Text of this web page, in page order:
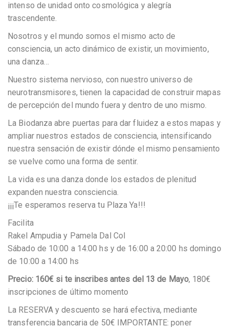
intenso de unidad onto cosmológica y alegría
trascendente.
Nosotros y el mundo somos el mismo acto de
consciencia, un acto dinámico de existir, un movimiento,
una danza…
Nuestro sistema nervioso, con nuestro universo de
neurotransmisores, tienen la capacidad de construir mapas
de percepción del mundo fuera y dentro de uno mismo.
La Biodanza abre puertas para dar fluidez a estos mapas y
ampliar nuestros estados de consciencia, intensificando
nuestra sensación de existir dónde el mismo pensamiento
se vuelve como una forma de sentir.
La vida es una danza donde los estados de plenitud
expanden nuestra consciencia.
¡¡¡Te esperamos reserva tu Plaza Ya!!!
Facilita
Rakel Ampudia y Pamela Dal Col
Sábado de 10:00 a 14:00 hs y de 16:00 a 20:00 hs domingo
de 10:00 a 14:00 hs
Precio: 160€ si te inscribes antes del 13 de Mayo, 180€
inscripciones de último momento
La RESERVA y descuento se hará efectiva, mediante
transferencia bancaria de 50€ IMPORTANTE: poner